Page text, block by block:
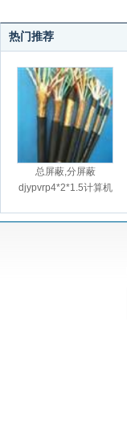
热门推荐
总屏蔽,分屏蔽
djypvrp4*2*1.5计算机